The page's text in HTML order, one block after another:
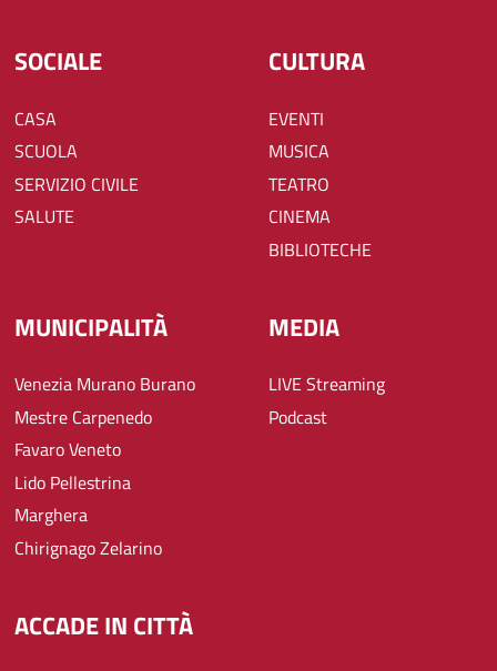
SOCIALE
CASA
SCUOLA
SERVIZIO CIVILE
SALUTE
CULTURA
EVENTI
MUSICA
TEATRO
CINEMA
BIBLIOTECHE
MUNICIPALITÀ
Venezia Murano Burano
Mestre Carpenedo
Favaro Veneto
Lido Pellestrina
Marghera
Chirignago Zelarino
MEDIA
LIVE Streaming
Podcast
ACCADE IN CITTÀ